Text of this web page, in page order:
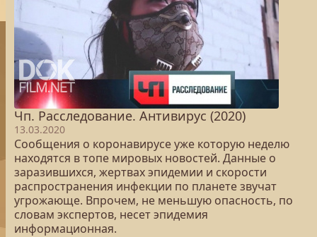
Чп. Расследование. Антивирус (2020)
13.03.2020
Сообщения о коронавирусе уже которую неделю
находятся в топе мировых новостей. Данные о
заразившихся, жертвах эпидемии и скорости
распространения инфекции по планете звучат
угрожающе. Впрочем, не меньшую опасность, по
словам экспертов, несет эпидемия
информационная.